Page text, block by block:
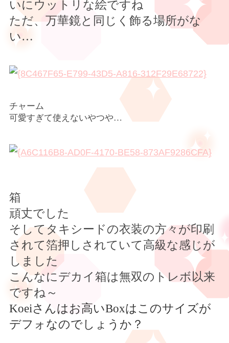
いにウットリな絵ですね
ただ、万華鏡と同じく飾る場所がな
い…
チャーム
可愛すぎて使えないやつや…
箱
頑丈でした
そしてタキシードの衣装の方々が印刷
されて箔押しされていて高級な感じが
しました
こんなにデカイ箱は無双のトレボ以来
ですね～
Koeiさんはお高いBoxはこのサイズが
デフォなのでしょうか？